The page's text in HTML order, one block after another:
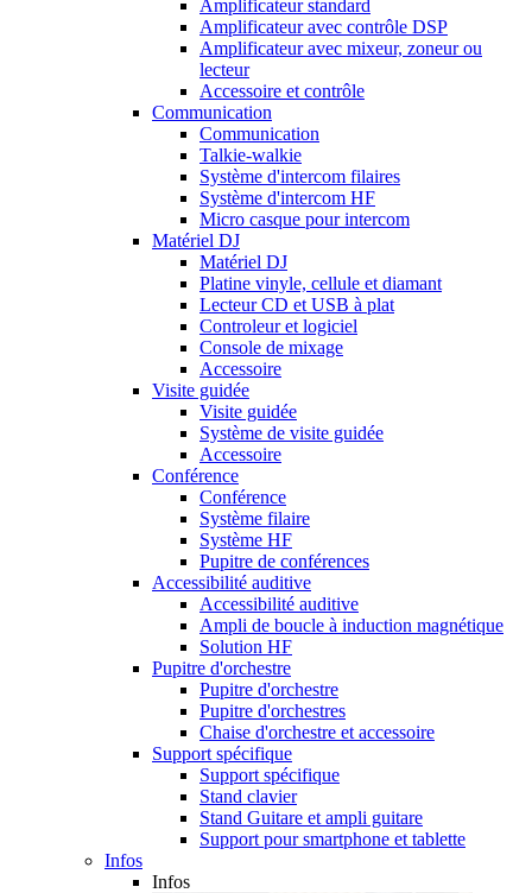
Amplificateur standard
Amplificateur avec contrôle DSP
Amplificateur avec mixeur, zoneur ou
lecteur
Accessoire et contrôle
Communication
Communication
Talkie-walkie
Système d'intercom filaires
Système d'intercom HF
Micro casque pour intercom
Matériel DJ
Matériel DJ
Platine vinyle, cellule et diamant
Lecteur CD et USB à plat
Controleur et logiciel
Console de mixage
Accessoire
Visite guidée
Visite guidée
Système de visite guidée
Accessoire
Conférence
Conférence
Système filaire
Système HF
Pupitre de conférences
Accessibilité auditive
Accessibilité auditive
Ampli de boucle à induction magnétique
Solution HF
Pupitre d'orchestre
Pupitre d'orchestre
Pupitre d'orchestres
Chaise d'orchestre et accessoire
Support spécifique
Support spécifique
Stand clavier
Stand Guitare et ampli guitare
Support pour smartphone et tablette
Infos
Infos